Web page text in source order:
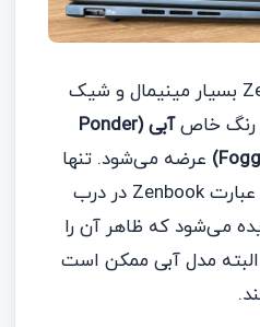
طراحی Zenbook 14 OLED بسیار مینیمال و شیک
رنگ خاص
آبی (Ponder
عرضه می‌شود. تنها
و عبارت Zenbook در درب
می‌شود که ظاهر آن را
مدل آبی ممکن است